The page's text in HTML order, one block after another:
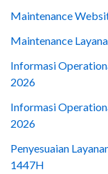
Maintenance
Maintenance
Informasi
2026
Informasi
2026
Penyesuaian
1447H